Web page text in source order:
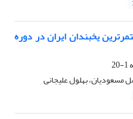
یخبندان ایران در دوره
1-20
مسعودیان، بهلول علیجانی